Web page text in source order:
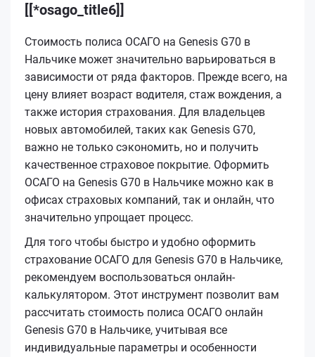
[[*osago_title6]]
Стоимость полиса ОСАГО на Genesis G70 в
Нальчике может значительно варьироваться в
зависимости от ряда факторов. Прежде всего, на
цену влияет возраст водителя, стаж вождения, а
также история страхования. Для владельцев
новых автомобилей, таких как Genesis G70,
важно не только сэкономить, но и получить
качественное страховое покрытие. Оформить
ОСАГО на Genesis G70 в Нальчике можно как в
офисах страховых компаний, так и онлайн, что
значительно упрощает процесс.
Для того чтобы быстро и удобно оформить
страхование ОСАГО для Genesis G70 в Нальчике,
рекомендуем воспользоваться онлайн-
калькулятором. Этот инструмент позволит вам
рассчитать стоимость полиса ОСАГО онлайн
Genesis G70 в Нальчике, учитывая все
индивидуальные параметры и особенности